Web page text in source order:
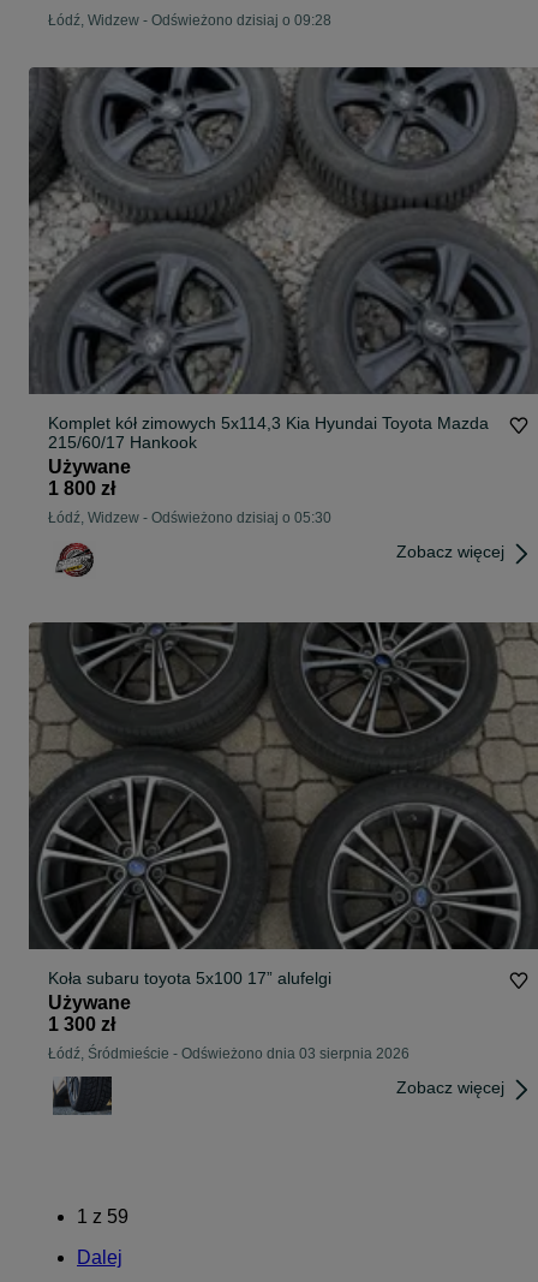
Łódź, Widzew - Odświeżono dzisiaj o 09:28
Komplet kół zimowych 5x114,3 Kia Hyundai Toyota Mazda
215/60/17 Hankook
Używane
1 800 zł
Łódź, Widzew - Odświeżono dzisiaj o 05:30
Zobacz więcej
Koła subaru toyota 5x100 17” alufelgi
Używane
1 300 zł
Łódź, Śródmieście - Odświeżono dnia 03 sierpnia 2026
Zobacz więcej
1 z 59
Dalej